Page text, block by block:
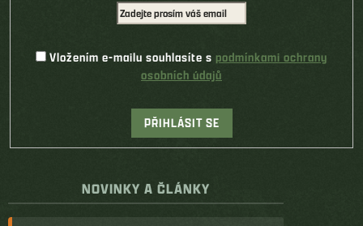
Vložením e-mailu souhlasíte s podmínkami ochrany
osobních údajů
PŘIHLÁSIT SE
NOVINKY A ČLÁNKY